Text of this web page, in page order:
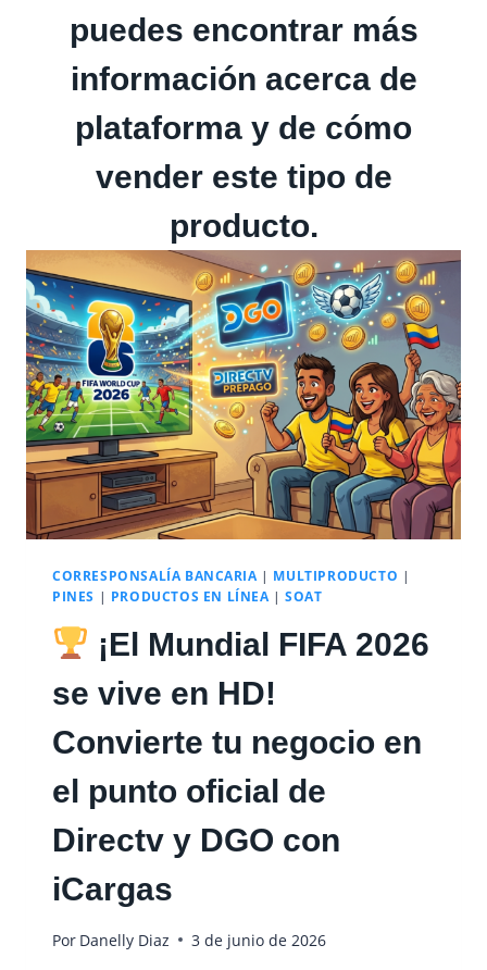
puedes encontrar más
información acerca de
plataforma y de cómo
vender este tipo de
producto.
CORRESPONSALÍA BANCARIA| MULTIPRODUCTO |
PINES | PRODUCTOS EN LÍNEA|SOAT
¡El Mundial FIFA 2026
se vive en HD!
Convierte tu negocio en
el punto oficial de
Directv y DGO con
iCargas
Por Danelly Diaz 3 de junio de 2026